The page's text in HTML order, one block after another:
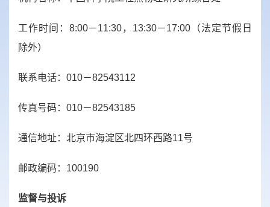
工作时间：8:00－11:30，13:30－17:00（法定节假日
除外）
联系电话：010－82543112
传真号码：010－82543185
通信地址：北京市海淀区北四环西路11号
邮政编码：100190
监督与投诉